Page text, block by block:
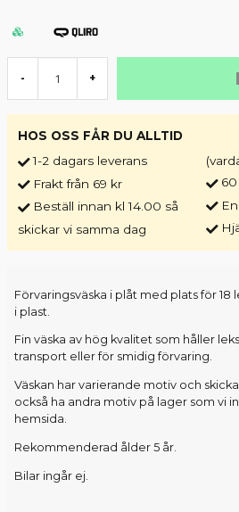
- +
HOS OSS FÅR DU ALLTID
1-2 dagars leverans
Frakt från 69 kr
Beställ innan kl 14.00 så
skickar vi samma dag
Förvaringsväska i plåt med plats för 18
i plast.
Fin väska av hög kvalitet som håller
transport eller för smidig förvaring.
Väskan har varierande motiv och
också ha andra motiv på lager som vi
hemsida.
Rekommenderad ålder 5 år.
Bilar ingår ej.